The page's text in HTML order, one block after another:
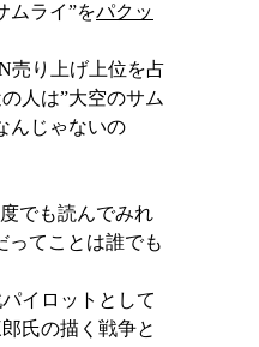
ムライ”をパクッ
売り上げ上位を占
人は”大空のサム
んじゃないの
でも読んでみれ
ってことは誰でも
イロットとして
氏の描く戦争と